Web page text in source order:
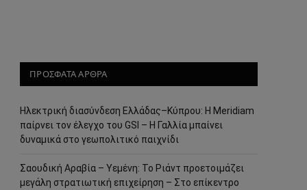
ΠΡΟΣΦΑΤΑ ΑΡΘΡΑ
Ηλεκτρική διασύνδεση Ελλάδας–Κύπρου: Η Meridiam
παίρνει τον έλεγχο του GSI – Η Γαλλία μπαίνει
δυναμικά στο γεωπολιτικό παιχνίδι
Σαουδική Αραβία – Υεμένη: Το Ριάντ προετοιμάζει
μεγάλη στρατιωτική επιχείρηση – Στο επίκεντρο